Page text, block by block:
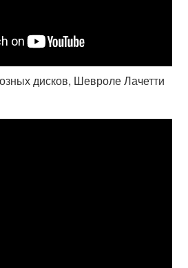
дисков, Шевроле Лачетти